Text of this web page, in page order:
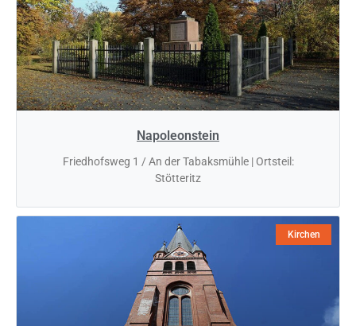
Napoleonstein
Friedhofsweg 1 / An der Tabaksmühle | Ortsteil:
Stötteritz
Kirchen